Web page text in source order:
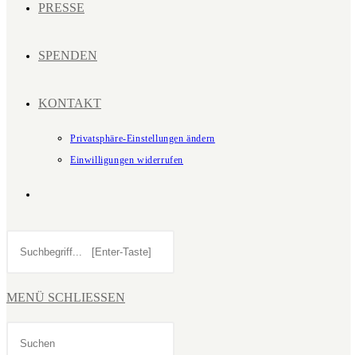
PRESSE
SPENDEN
KONTAKT
Privatsphäre-Einstellungen ändern
Einwilligungen widerrufen
UMSCHALTEN
MENÜ SCHLIESSEN